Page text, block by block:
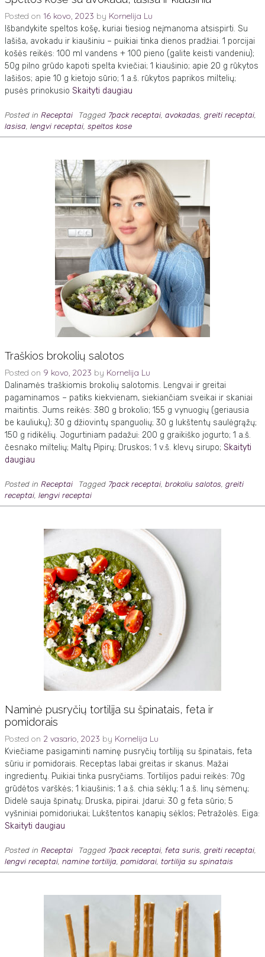
Posted on 16 kovo, 2023 by Kornelija Lu
Išbandykite speltos košę, kuriai tiesiog neįmanoma atsispirti. Su
lašiša, avokadu ir kiaušiniu – puikiai tinka dienos pradžiai. 1 porcijai
košės reikės: 100 ml vandens + 100 pieno (galite keisti vandeniu);
50g pilno grūdo kapoti spelta kviečiai; 1 kiaušinio; apie 20 g rūkytos
lašišos; apie 10 g kietojo sūrio; 1 a.š. rūkytos paprikos miltelių;
pusės prinokusio Skaityti daugiau
Posted in Receptai Tagged 7pack receptai, avokadas, greiti receptai,
lasisa, lengvi receptai, speltos kose
Traškios brokolių salotos
Posted on 9 kovo, 2023 by Kornelija Lu
Dalinamės traškiomis brokolių salotomis. Lengvai ir greitai
pagaminamos – patiks kiekvienam, siekiančiam sveikai ir skaniai
maitintis. Jums reikės: 380 g brokolio; 155 g vynuogių (geriausia
be kauliukų); 30 g džiovintų spanguolių; 30 g lukštentų saulėgrąžų;
150 g ridikėlių. Jogurtiniam padažui: 200 g graikiško jogurto; 1 a.š.
česnako miltelių; Maltų Pipirų; Druskos; 1 v.š. klevų sirupo; Skaityti
daugiau
Posted in Receptai Tagged 7pack receptai, brokoliu salotos, greiti
receptai, lengvi receptai
Naminė pusryčių tortilija su špinatais, feta ir
pomidorais
Posted on 2 vasario, 2023 by Kornelija Lu
Kviečiame pasigaminti naminę pusryčių tortiliją su špinatais, feta
sūriu ir pomidorais. Receptas labai greitas ir skanus. Mažai
ingredientų. Puikiai tinka pusryčiams. Tortilijos padui reikės: 70g
grūdėtos varškės; 1 kiaušinis; 1 a.š. chia sėklų; 1 a.š. linų sėmenų;
Didelė sauja špinatų; Druska, pipirai. Įdarui: 30 g feta sūrio; 5
vyšniniai pomidoriukai; Lukštentos kanapių sėklos; Petražolės. Eiga:
Skaityti daugiau
Posted in Receptai Tagged 7pack receptai, feta suris, greiti receptai,
lengvi receptai, namine tortilija, pomidorai, tortilija su spinatais